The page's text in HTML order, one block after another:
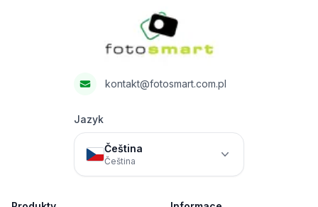
kontakt@fotosmart.com.pl
Jazyk
Čeština
Čeština